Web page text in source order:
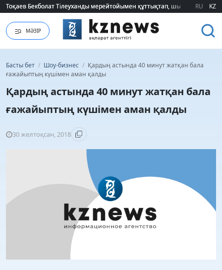
Тоқаев Бекболат Тілеуханды мерейтойымен құттықтап, шығармашылық
Тоқаев Бекболат Тілеуханды мерейтойымен құттықтап, шығармашылық
RU KZ
МӘЗІР
Басты бет / Шоу-бизнес / Қардың астында 40 минут жатқан бала
ғажайыптың күшімен аман қалды
Қардың астында 40 минут жатқан бала
ғажайыптың күшімен аман қалды
30 желтоқсан, 2018